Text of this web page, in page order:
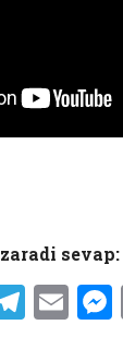
sevap: